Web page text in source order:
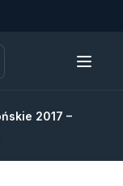
2017 –